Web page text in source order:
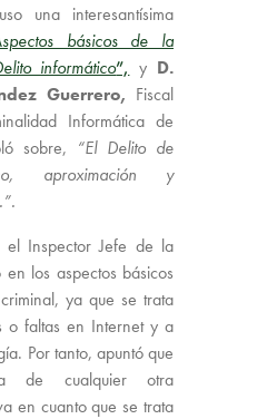
una interesantísima
básicos de la
informático”, y D.
Guerrero, Fiscal
Informática de
sobre, “El Delito de
aproximación y
.
el Inspector Jefe de la
los aspectos básicos
ya que se trata
o faltas en Internet y a
Por tanto, apuntó que
de cualquier otra
en cuanto que se trata